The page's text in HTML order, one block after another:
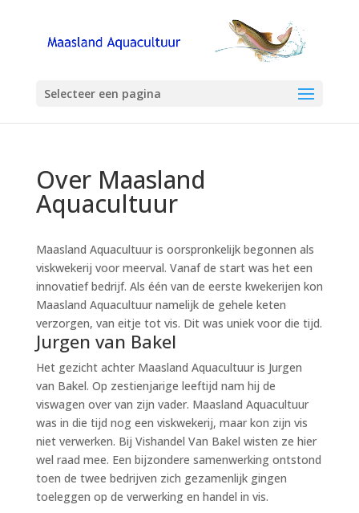
Selecteer een pagina
Over Maasland
Aquacultuur
Maasland Aquacultuur is oorspronkelijk begonnen als
viskwekerij voor meerval. Vanaf de start was het een
innovatief bedrijf. Als één van de eerste kwekerijen kon
Maasland Aquacultuur namelijk de gehele keten
verzorgen, van eitje tot vis. Dit was uniek voor die tijd.
Jurgen van Bakel
Het gezicht achter Maasland Aquacultuur is Jurgen
van Bakel. Op zestienjarige leeftijd nam hij de
viswagen over van zijn vader. Maasland Aquacultuur
was in die tijd nog een viskwekerij, maar kon zijn vis
niet verwerken. Bij Vishandel Van Bakel wisten ze hier
wel raad mee. Een bijzondere samenwerking ontstond
toen de twee bedrijven zich gezamenlijk gingen
toeleggen op de verwerking en handel in vis.